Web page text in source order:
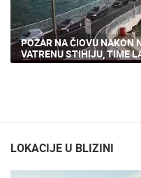
POŽAR NA ČIOVU NAKON
VATRENU STIHIJU, TIME
LOKACIJE U BLIZINI